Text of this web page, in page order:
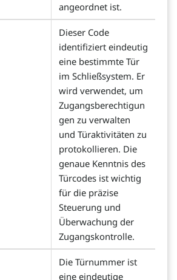
angeordnet ist.
Dieser Code
identifiziert eindeutig
eine bestimmte Tür
im Schließsystem. Er
wird verwendet, um
Zugangsberechtigun
gen zu verwalten
und Türaktivitäten zu
protokollieren. Die
genaue Kenntnis des
Türcodes ist wichtig
für die präzise
Steuerung und
Überwachung der
Zugangskontrolle.
Die Türnummer ist
eine eindeutige